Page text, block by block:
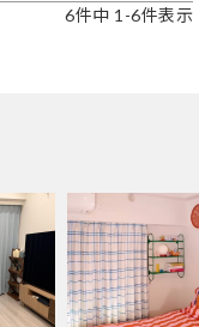
6件中 1 -6件表示